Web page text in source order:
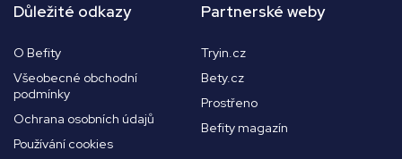
Důležité odkazy
O Befity
Všeobecné obchodní
podmínky
Ochrana osobních údajů
Používání cookies
Partnerské weby
Tryin.cz
Bety.cz
Prostřeno
Befity magazín